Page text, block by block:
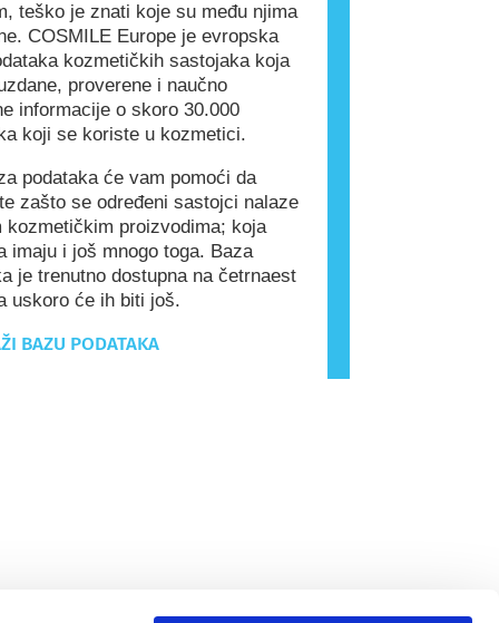
teško je znati koje su među njima
COSMILE Europe je evropska
kozmetičkih sastojaka koja
proverene i naučno
informacije o skoro 30.000
koji se koriste u kozmetici.
podataka će vam pomoći da
zašto se određeni sastojci nalaze
kozmetičkim proizvodima; koja
imaju i još mnogo toga. Baza
je trenutno dostupna na četrnaest
uskoro će ih biti još.
BAZU PODATAKA